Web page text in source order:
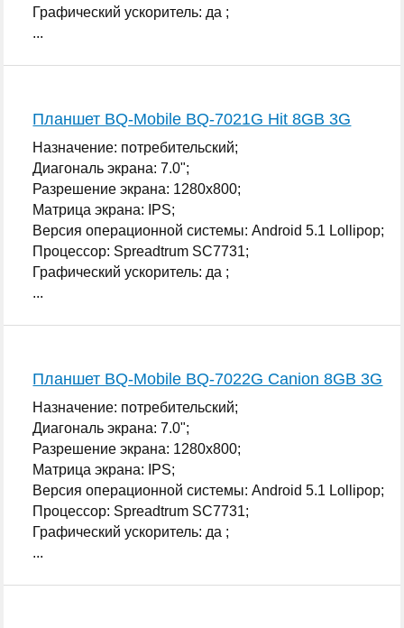
Графический ускоритель: да ;
...
Планшет BQ-Mobile BQ-7021G Hit 8GB 3G
Назначение: потребительский;
Диагональ экрана: 7.0";
Разрешение экрана: 1280x800;
Матрица экрана: IPS;
Версия операционной системы: Android 5.1 Lollipop;
Процессор: Spreadtrum SC7731;
Графический ускоритель: да ;
...
Планшет BQ-Mobile BQ-7022G Canion 8GB 3G
Назначение: потребительский;
Диагональ экрана: 7.0";
Разрешение экрана: 1280x800;
Матрица экрана: IPS;
Версия операционной системы: Android 5.1 Lollipop;
Процессор: Spreadtrum SC7731;
Графический ускоритель: да ;
...